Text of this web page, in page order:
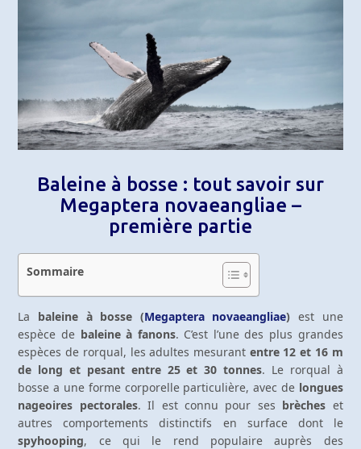
Baleine à bosse : tout savoir sur
Megaptera novaeangliae –
première partie
Sommaire
La baleine à bosse (Megaptera novaeangliae) est une
espèce de baleine à fanons. C’est l’une des plus grandes
espèces de rorqual, les adultes mesurant entre 12 et 16 m
de long et pesant entre 25 et 30 tonnes. Le rorqual à
bosse a une forme corporelle particulière, avec de longues
nageoires pectorales. Il est connu pour ses brèches et
autres comportements distinctifs en surface dont le
spyhooping, ce qui le rend populaire auprès des